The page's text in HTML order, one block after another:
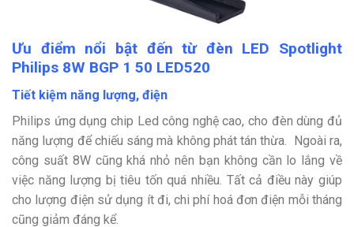
Ưu điểm nổi bật đến từ đèn LED Spotlight
Philips 8W BGP 1 50 LED520
Tiết kiệm năng lượng, điện
Philips ứng dụng chip Led công nghệ cao, cho đèn dùng đủ
năng lượng để chiếu sáng mà không phát tán thừa. Ngoài ra,
công suất 8W cũng khá nhỏ nên bạn không cần lo lắng về
việc năng lượng bị tiêu tốn quá nhiều. Tất cả điều này giúp
cho lượng điện sử dụng ít đi, chi phí hoá đơn điện mỗi tháng
cũng giảm đáng kể.